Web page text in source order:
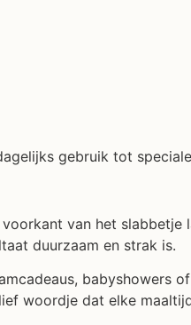
gebruik tot
van het slabbetje
duurzaam en strak is.
babyshowers
woordje dat elke